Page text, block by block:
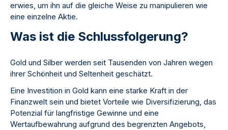
erwies, um ihn auf die gleiche Weise zu manipulieren wie
eine einzelne Aktie.
Was ist die Schlussfolgerung?
Gold und Silber werden seit Tausenden von Jahren wegen
ihrer Schönheit und Seltenheit geschätzt.
Eine Investition in Gold kann eine starke Kraft in der
Finanzwelt sein und bietet Vorteile wie Diversifizierung, das
Potenzial für langfristige Gewinne und eine
Wertaufbewahrung aufgrund des begrenzten Angebots,